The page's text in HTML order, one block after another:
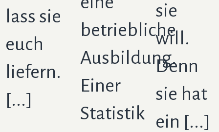
lass sie
euch
liefern.
[...]
betriebliche
Ausbildung.
Einer
Statistik
sie
will.
Denn
sie hat
ein [...]